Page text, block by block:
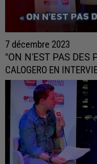
7 décembre 2023
"ON N'EST PAS DES
CALOGERO EN